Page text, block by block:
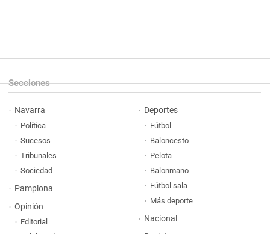
Secciones
Navarra
Política
Sucesos
Tribunales
Sociedad
Pamplona
Opinión
Editorial
Deportes
Fútbol
Baloncesto
Pelota
Balonmano
Fútbol sala
Más deporte
Nacional